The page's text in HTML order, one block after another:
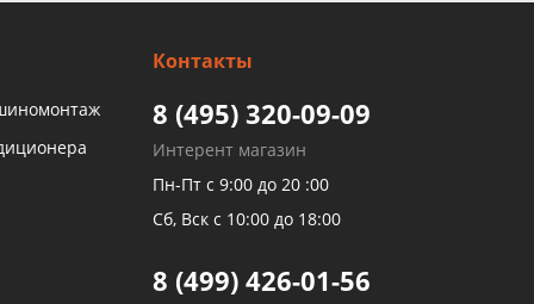
Контакты
8 (495) 320-09-09
Интерент магазин
Пн-Пт с 9:00 до 20 :00
Сб, Вск с 10:00 до 18:00
8 (499) 426-01-56